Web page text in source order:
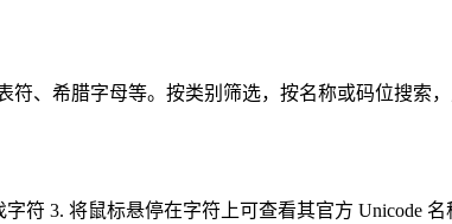
、希腊字母等。按类别筛选，按名称或码位搜索，
符 3. 将鼠标悬停在字符上可查看其官方 Unicode